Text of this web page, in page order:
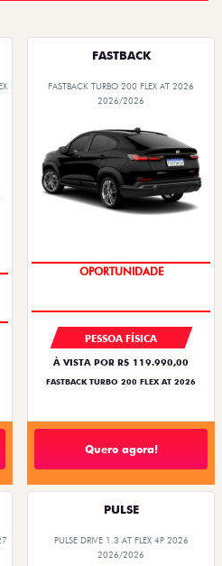
FASTBACK
FASTBACK TURBO 200 FLEX AT 2026
2026/2026
OPORTUNIDADE
PESSOA FÍSICA
À VISTA POR R$ 119.990,00
FASTBACK TURBO 200 FLEX AT 2026
Quero agora!
PULSE
PULSE DRIVE 1.3 AT FLEX 4P 2026
2026/2026